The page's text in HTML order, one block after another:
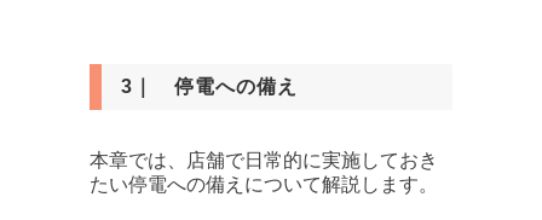
3｜ 停電への備え
本章では、店舗で日常的に実施しておき
たい停電への備えについて解説します。